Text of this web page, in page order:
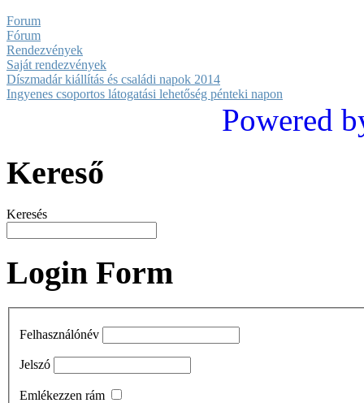
Forum
Fórum
Rendezvények
Saját rendezvények
Díszmadár kiállítás és családi napok 2014
Ingyenes csoportos látogatási lehetőség pénteki napon
Powered
Kereső
Keresés
Login Form
Felhasználónév
Jelszó
Emlékezzen rám